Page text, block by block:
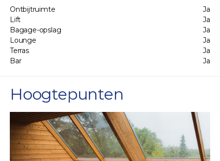
Ontbijtruimte
Ja
Lift
Ja
Bagage-opslag
Ja
Lounge
Ja
Terras
Ja
Bar
Ja
Hoogtepunten